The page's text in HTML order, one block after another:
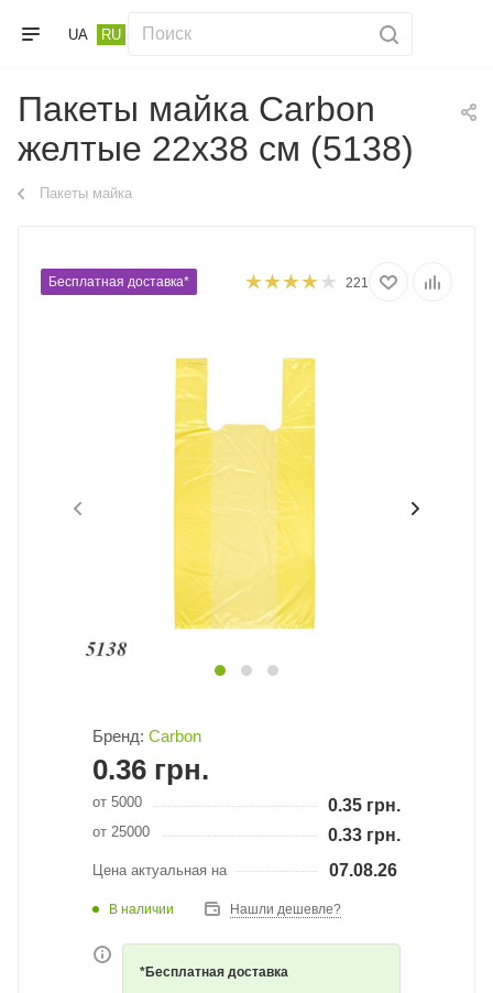
UA RU
Пакеты майка Carbon
желтые 22х38 см (5138)
Пакеты майка
Бесплатная доставка* 221
Бренд: Carbon
0.36 грн.
от 5000 0.35 грн.
от 25000 0.33 грн.
Цена актуальная на 07.08.26
В наличии Нашли дешевле?
*Бесплатная доставка